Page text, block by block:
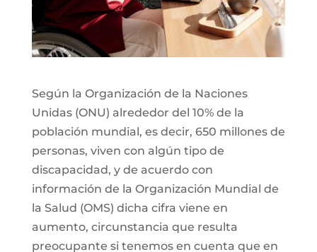
Según la Organización de la Naciones
Unidas (ONU) alrededor del 10% de la
población mundial, es decir, 650 millones de
personas, viven con algún tipo de
discapacidad, y de acuerdo con
información de la Organización Mundial de
la Salud (OMS) dicha cifra viene en
aumento, circunstancia que resulta
preocupante si tenemos en cuenta que en